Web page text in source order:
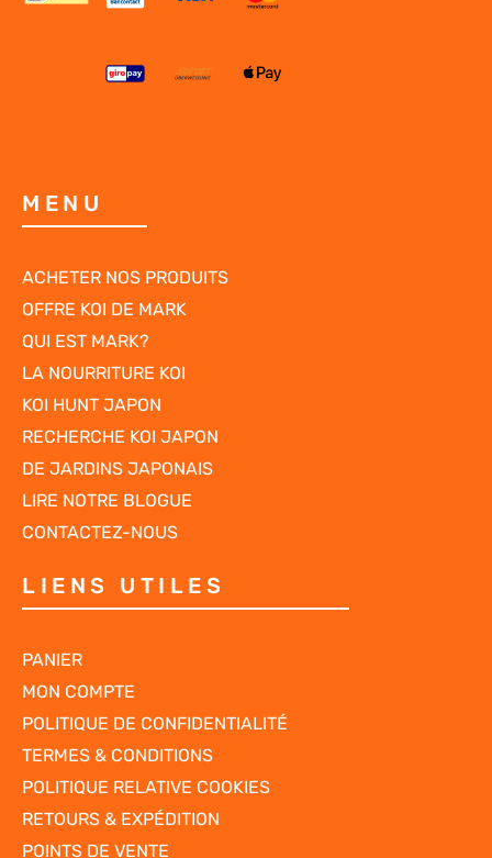
MENU
ACHETER NOS PRODUITS
OFFRE KOI DE MARK
QUI EST MARK?
LA NOURRITURE KOI
KOI HUNT JAPON
RECHERCHE KOI JAPON
DE JARDINS JAPONAIS
LIRE NOTRE BLOGUE
CONTACTEZ-NOUS
LIENS UTILES
PANIER
MON COMPTE
POLITIQUE DE CONFIDENTIALITÉ
TERMES & CONDITIONS
POLITIQUE RELATIVE COOKIES
RETOURS & EXPÉDITION
POINTS DE VENTE